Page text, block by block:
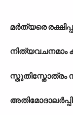
മർത്യരെ
നിത്യവചനമാം
സ്തുതിസ്തോത്രം